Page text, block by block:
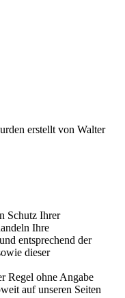
erstellt von Walter
Schutz Ihrer
Ihre
entsprechend der
dieser
Regel ohne Angabe
auf unseren Seiten